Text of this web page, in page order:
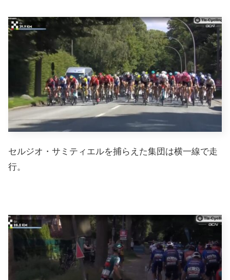
セルジオ・サミティエルを捕らえた集団は横一線で走
行。